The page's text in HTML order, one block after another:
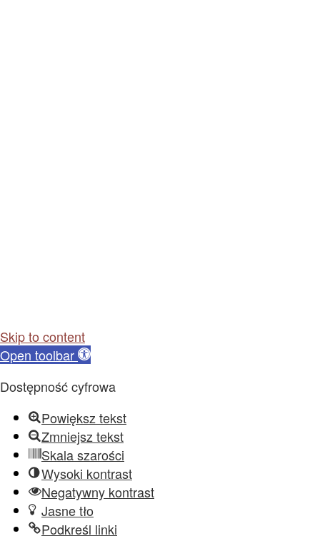
Skip to content
Open toolbar
Dostępność cyfrowa
Powiększ tekst
Zmniejsz tekst
Skala szarości
Wysoki kontrast
Negatywny kontrast
Jasne tło
Podkreśl linki